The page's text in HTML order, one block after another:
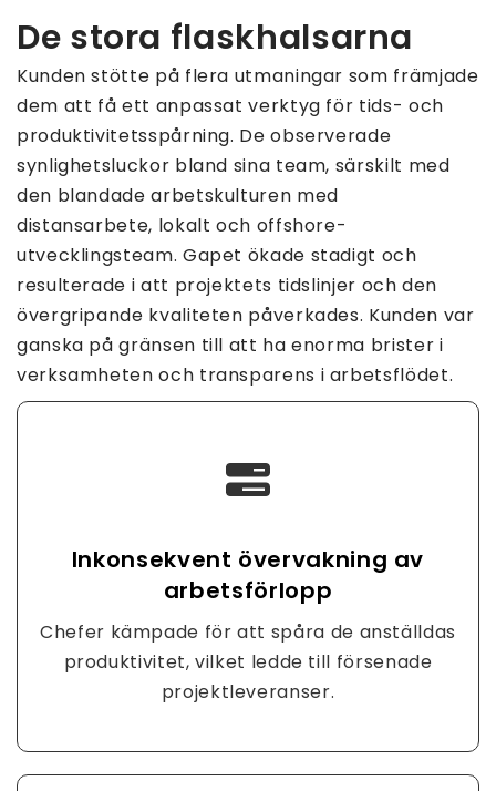
De stora flaskhalsarna
Kunden stötte på flera utmaningar som främjade
dem att få ett anpassat verktyg för tids- och
produktivitetsspårning. De observerade
synlighetsluckor bland sina team, särskilt med
den blandade arbetskulturen med
distansarbete, lokalt och offshore-
utvecklingsteam. Gapet ökade stadigt och
resulterade i att projektets tidslinjer och den
övergripande kvaliteten påverkades. Kunden var
ganska på gränsen till att ha enorma brister i
verksamheten och transparens i arbetsflödet.
Inkonsekvent övervakning av
arbetsförlopp
Chefer kämpade för att spåra de anställdas
produktivitet, vilket ledde till försenade
projektleveranser.